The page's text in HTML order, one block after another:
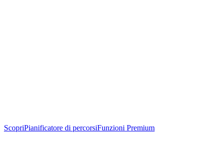
ScopriPianificatore di percorsiFunzioni Premium